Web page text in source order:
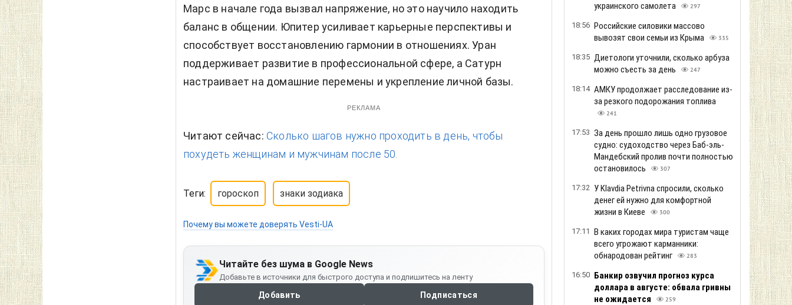
Марс в начале года вызвал напряжение, но это научило находить
баланс в общении. Юпитер усиливает карьерные перспективы и
способствует восстановлению гармонии в отношениях. Уран
поддерживает развитие в профессиональной сфере, а Сатурн
настраивает на домашние перемены и укрепление личной базы.
РЕКЛАМА
Читают сейчас: Сколько шагов нужно проходить в день, чтобы
похудеть женщинам и мужчинам после 50.
Теги: гороскоп знаки зодиака
Почему вы можете доверять Vesti-UA
Читайте без шума в Google News
Добавьте в источники для быстрого доступа и подпишитесь на ленту
Добавить Подписаться
украинского самолета
297
18:56 Российские силовики массово
вывозят свои семьи из Крыма
335
18:35 Диетологи уточнили, сколько арбуза
можно съесть за день
247
18:14 АМКУ продолжает расследование из-
за резкого подорожания топлива
241
17:53 За день прошло лишь одно грузовое
судно: судоходство через Баб-эль-
Мандебский пролив почти полностью
остановилось
307
17:32 У Klavdia Petrivna спросили, сколько
денег ей нужно для комфортной
жизни в Киеве
300
17:11 В каких городах мира туристам чаще
всего угрожают карманники:
обнародован рейтинг
283
16:50 Банкир озвучил прогноз курса
доллара в августе: обвала гривны
не ожидается
259